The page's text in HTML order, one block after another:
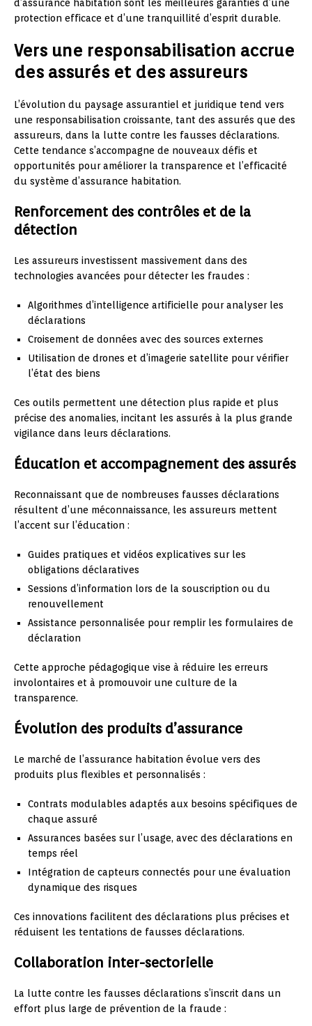
d’assurance habitation sont les meilleures garanties d’une
protection efficace et d’une tranquillité d’esprit durable.
Vers une responsabilisation accrue
des assurés et des assureurs
L’évolution du paysage assurantiel et juridique tend vers
une responsabilisation croissante, tant des assurés que des
assureurs, dans la lutte contre les fausses déclarations.
Cette tendance s’accompagne de nouveaux défis et
opportunités pour améliorer la transparence et l’efficacité
du système d’assurance habitation.
Renforcement des contrôles et de la
détection
Les assureurs investissent massivement dans des
technologies avancées pour détecter les fraudes :
Algorithmes d’intelligence artificielle pour analyser les
déclarations
Croisement de données avec des sources externes
Utilisation de drones et d’imagerie satellite pour vérifier
l’état des biens
Ces outils permettent une détection plus rapide et plus
précise des anomalies, incitant les assurés à la plus grande
vigilance dans leurs déclarations.
Éducation et accompagnement des assurés
Reconnaissant que de nombreuses fausses déclarations
résultent d’une méconnaissance, les assureurs mettent
l’accent sur l’éducation :
Guides pratiques et vidéos explicatives sur les
obligations déclaratives
Sessions d’information lors de la souscription ou du
renouvellement
Assistance personnalisée pour remplir les formulaires de
déclaration
Cette approche pédagogique vise à réduire les erreurs
involontaires et à promouvoir une culture de la
transparence.
Évolution des produits d’assurance
Le marché de l’assurance habitation évolue vers des
produits plus flexibles et personnalisés :
Contrats modulables adaptés aux besoins spécifiques de
chaque assuré
Assurances basées sur l’usage, avec des déclarations en
temps réel
Intégration de capteurs connectés pour une évaluation
dynamique des risques
Ces innovations facilitent des déclarations plus précises et
réduisent les tentations de fausses déclarations.
Collaboration inter-sectorielle
La lutte contre les fausses déclarations s’inscrit dans un
effort plus large de prévention de la fraude :